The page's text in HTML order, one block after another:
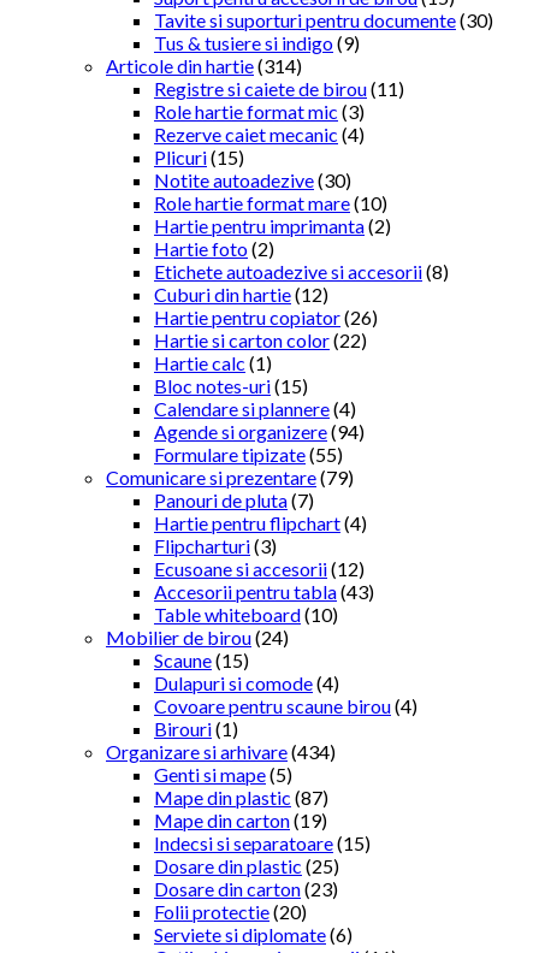
Tavite si suporturi pentru documente(30)
Tus & tusiere si indigo(9)
Articole din hartie(314)
Registre si caiete de birou(11)
Role hartie format mic (3)
Rezerve caiet mecanic (4)
Plicuri(15)
Notite autoadezive(30)
Role hartie format mare(10)
Hartie pentru imprimanta(2)
Hartie foto(2)
Etichete autoadezive si accesorii(8)
Cuburi din hartie(12)
Hartie pentru copiator(26)
Hartie si carton color(22)
Hartie calc (1)
Bloc notes-uri(15)
Calendare si plannere(4)
Agende si organizere(94)
Formulare tipizate(55)
Comunicare si prezentare(79)
Panouri de pluta(7)
Hartie pentru flipchart(4)
Flipcharturi(3)
Ecusoane si accesorii(12)
Accesorii pentru tabla(43)
Table whiteboard(10)
Mobilier de birou(24)
Scaune(15)
Dulapuri si comode(4)
Covoare pentru scaune birou(4)
Birouri(1)
Organizare si arhivare(434)
Genti si mape(5)
Mape din plastic (87)
Mape din carton(19)
Indecsi si separatoare(15)
Dosare din plastic (25)
Dosare din carton(23)
Folii protectie(20)
Serviete si diplomate(6)